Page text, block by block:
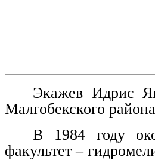
Экажев Идрис
Малгобекского
В 1984 году
факультет –